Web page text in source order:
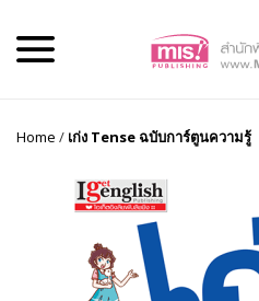
Home / เก่ง Tense ฉบับการ์ตูนความรู้